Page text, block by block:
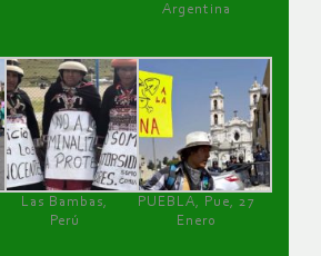
Argentina
Las Bambas,
Perú
PUEBLA, Pue, 27
Enero